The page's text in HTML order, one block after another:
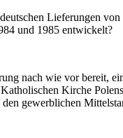
Lieferungen
und 1985 entwickelt?
nach wie vor bereit,
Kirche
gewerblichen